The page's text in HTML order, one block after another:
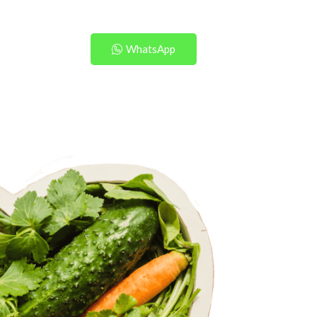
WhatsApp